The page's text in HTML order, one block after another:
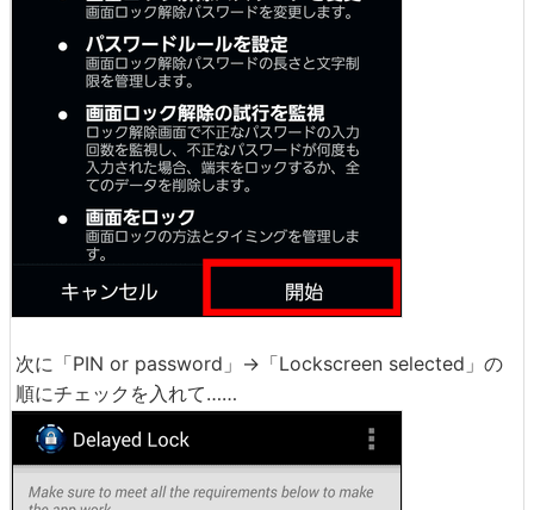
次に「PIN or password」→「Lockscreen selected」の
順にチェックを入れて……